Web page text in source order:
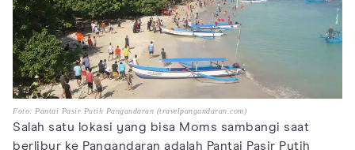
Foto: Pantai Pasir Putih Pangandaran (travelpangandaran.com)
Salah satu lokasi yang bisa Moms sambangi saat
berlibur ke Pangandaran adalah Pantai Pasir Putih